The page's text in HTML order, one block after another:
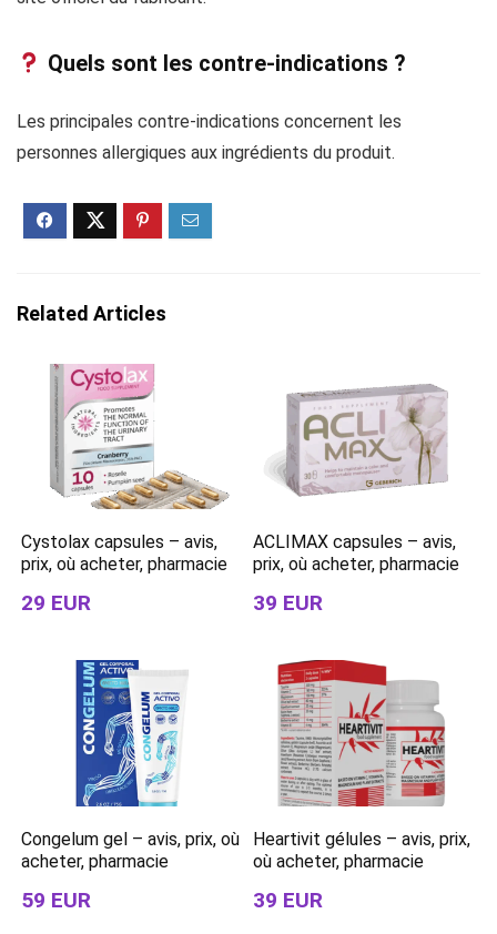
Quels sont les contre-indications ?
Les principales contre-indications concernent les
personnes allergiques aux ingrédients du produit.
Related Articles
Cystolax capsules – avis,
prix, où acheter, pharmacie
29 EUR
ACLIMAX capsules – avis,
prix, où acheter, pharmacie
39 EUR
Congelum gel – avis, prix, où
acheter, pharmacie
59 EUR
Heartivit gélules – avis, prix,
où acheter, pharmacie
39 EUR